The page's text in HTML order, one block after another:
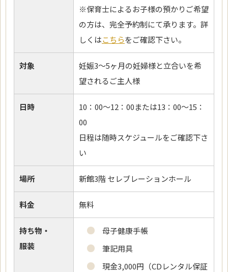
※保育士によるお子様の預かりご希望
の方は、完全予約制にて承ります。詳
しくはこちらをご確認下さい。
対象
妊娠3～5ヶ月の妊婦様と立合いを希
望されるご主人様
日時
10：00～12：00または13：00～15：
00
日程は随時スケジュールをご確認下さ
い
場所 新館3階 セレブレーションホール
料金 無料
持ち物・
服装
母子健康手帳
筆記用具
現金3,000円（CDレンタル保証